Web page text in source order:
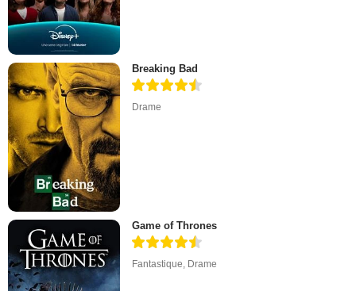
Breaking Bad
Drame
Game of Thrones
Fantastique, Drame